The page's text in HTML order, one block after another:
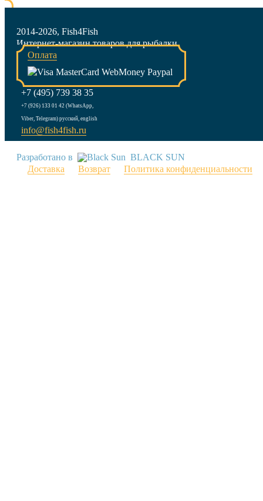
2014-2026, Fish4Fish
Интернет-магазин товаров для рыбалки
Оплата
+7 (495) 739 38 35
+7 (926) 133 01 42 (WhatsApp,
Viber, Telegram) русский, english
info@fish4fish.ru
Разработано в
BLACK SUN
Доставка
Возврат Политика конфиденциальности